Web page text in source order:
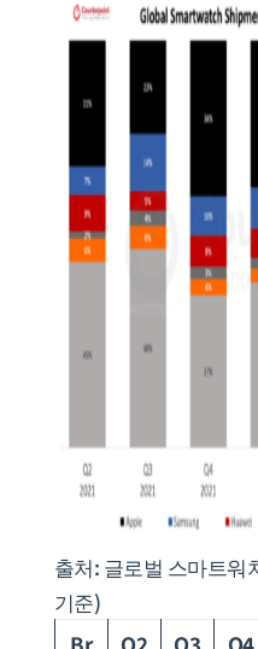
출처: 글로벌 스마트워
기준)